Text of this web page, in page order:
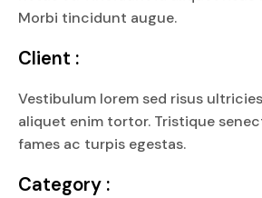
Morbi tincidunt augue.
Client :
Vestibulum lorem sed risus
aliquet enim tortor. Tristique
fames ac turpis egestas.
Category :